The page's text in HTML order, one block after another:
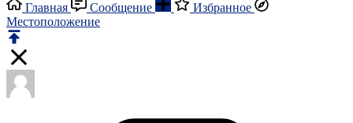
Главная
Сообщение
Избранное
Местоположение